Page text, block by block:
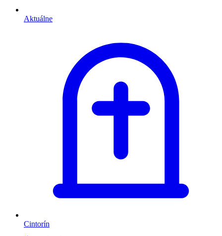
Aktuálne
Cintorín